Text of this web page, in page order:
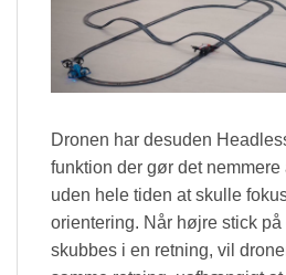
Dronen har desuden
funktion der gør det nemmere
uden hele tiden at skulle
orientering. Når højre stick på
skubbes i en retning, vil